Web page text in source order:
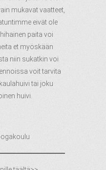
mukavat vaatteet,
eivät ole
paita voi
et myöskään
niin sukatkin voi
voit tarvita
tai joku
huivi.